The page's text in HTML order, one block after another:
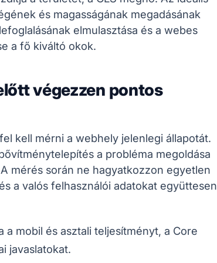
és magasságának megadásának
elmulasztása és a webes
a fő kiváltó okok.
végezzen pontos
kell mérni a webhely jelenlegi állapotát.
a probléma megoldása
mérés során ne hagyatkozzon egyetlen
a valós felhasználói adatokat együttesen
a mobil és asztali teljesítményt, a Core
javaslatokat.